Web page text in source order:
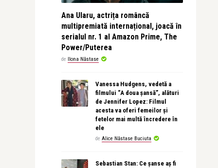
Ana Ularu, actrița româncă
multipremiată internațional, joacă în
serialul nr. 1 al Amazon Prime, The
Power/Puterea
de Ilona Năstase
Vanessa Hudgens, vedetă a
filmului “A doua șansă”, alături
de Jennifer Lopez: Filmul
acesta va oferi femeilor și
fetelor mai multă încredere în
ele
de Alice Năstase Buciuta
Sebastian Stan: Ce șanse aș fi